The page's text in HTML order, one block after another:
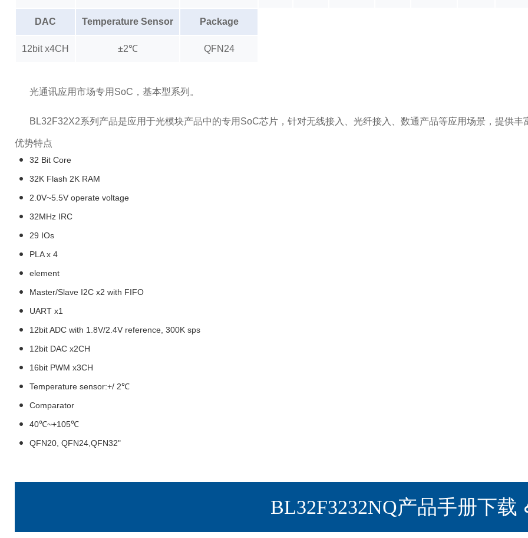
DAC Temperature Sensor Package
12bit x4CH ±2℃ QFN24
光通讯应用市场专用SoC，基本型系列。
BL32F32X2系列产品是应用于光模块产品中的专用SoC芯片，针对无线接入、光纤接入、数通产品等应用场景，提供丰
优势特点
32 Bit Core
32K Flash 2K RAM
2.0V~5.5V operate voltage
32MHz IRC
29 IOs
PLA x 4
element
Master/Slave I2C x2 with FIFO
UART x1
12bit ADC with 1.8V/2.4V reference, 300K sps
12bit DAC x2CH
16bit PWM x3CH
Temperature sensor:+/ 2℃
Comparator
40℃~+105℃
QFN20, QFN24,QFN32"
BL32F3232NQ产品手册下载